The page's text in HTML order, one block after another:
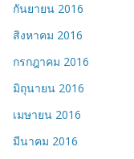
กันยายน 2016
สิงหาคม 2016
กรกฎาคม 2016
มิถุนายน 2016
เมษายน 2016
มีนาคม 2016